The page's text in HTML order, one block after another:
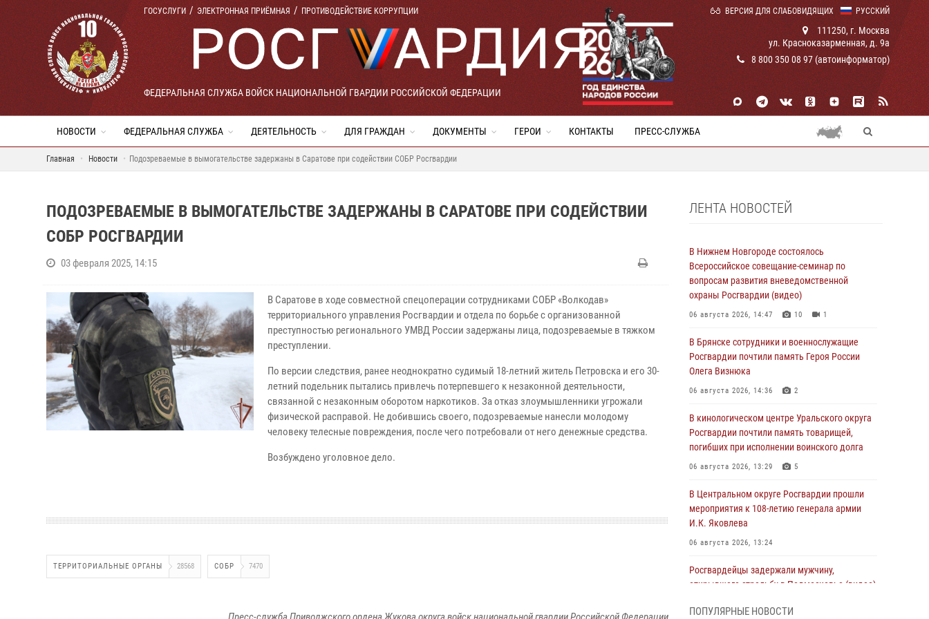
РУССКИЙ
ГОСУСЛУГИ ЭЛЕКТРОННАЯ ПРИЁМНАЯ ПРОТИВОДЕЙСТВИЕ КОРРУПЦИИ ВЕРСИЯ ДЛЯ СЛАБОВИДЯЩИХ
ФЕДЕРАЛЬНАЯ СЛУЖБА ВОЙСК НАЦИОНАЛЬНОЙ ГВАРДИИ РОССИЙСКОЙ ФЕДЕРАЦИИ
111250, г. Москва
ул. Красноказарменная, д. 9а
8 800 350 08 97 (автоинформатор)
НОВОСТИ ФЕДЕРАЛЬНАЯ СЛУЖБА ДЕЯТЕЛЬНОСТЬ ДЛЯ ГРАЖДАН ДОКУМЕНТЫ ГЕРОИ КОНТАКТЫ ПРЕСС-СЛУЖБА
Главная Новости Подозреваемые в вымогательстве задержаны в Саратове при содействии СОБР Росгвардии
ПОДОЗРЕВАЕМЫЕ В ВЫМОГАТЕЛЬСТВЕ ЗАДЕРЖАНЫ В САРАТОВЕ ПРИ СОДЕЙСТВИИ
СОБР РОСГВАРДИИ
03 февраля 2025, 14:15
В Саратове в ходе совместной спецоперации сотрудниками СОБР «Волкодав»
территориального управления Росгвардии и отдела по борьбе с организованной
преступностью регионального УМВД России задержаны лица, подозреваемые в тяжком
преступлении.
По версии следствия, ранее неоднократно судимый 18-летний житель Петровска и его 30-
летний подельник пытались привлечь потерпевшего к незаконной деятельности,
связанной с незаконным оборотом наркотиков. За отказ злоумышленники угрожали
физической расправой. Не добившись своего, подозреваемые нанесли молодому
человеку телесные повреждения, после чего потребовали от него денежные средства.
Возбуждено уголовное дело.
ТЕРРИТОРИАЛЬНЫЕ ОРГАНЫ 28568 СОБР 7470
ЛЕНТА НОВОСТЕЙ
В Нижнем Новгороде состоялось
Всероссийское совещание-семинар по
вопросам развития вневедомственной
охраны Росгвардии (видео)
06 августа 2026, 14:47 10 1
В Брянске сотрудники и военнослужащие
Росгвардии почтили память Героя России
Олега Визнюка
06 августа 2026, 14:36 2
В кинологическом центре Уральского округа
Росгвардии почтили память товарищей,
погибших при исполнении воинского долга
06 августа 2026, 13:29 5
В Центральном округе Росгвардии прошли
мероприятия к 108‑летию генерала армии
И.К. Яковлева
06 августа 2026, 13:24
Росгвардейцы задержали мужчину,
открывшего стрельбу в Подмосковье (видео)
ПОПУЛЯРНЫЕ НОВОСТИ